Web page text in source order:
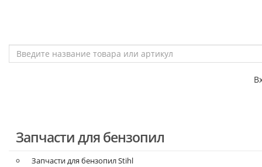
Запчасти для бензопил
Запчасти для бензопил Stihl